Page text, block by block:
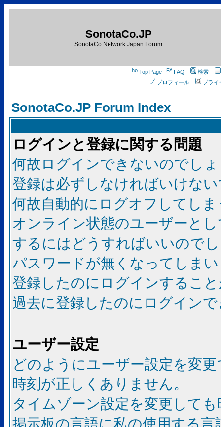
SonotaCo.JP
SonotaCo Network Japan Forum
Top Page FAQ
検索
プロフィール
プライ
SonotaCo.JP Forum Index
ログインと登録に関する問題
何故ログインできないのでし
登録は必ずしなければいけな
何故自動的にログオフしてし
オンライン状態のユーザーと
するにはどうすればいいので
パスワードが無くなってしま
登録したのにログインするこ
過去に登録したのにログイン
ユーザー設定
どのようにユーザー設定を変
時刻が正しくありません。
タイムゾーン設定を変更して
掲示板の言語に私の使用する